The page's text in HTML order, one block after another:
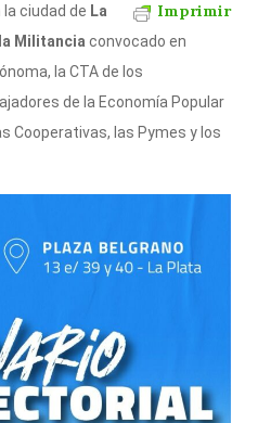
m
p
ar
ti
Imprimir
la ciudad de La
Militancia convocado en
la CTA de los
de la Economía Popular
Cooperativas, las Pymes y los